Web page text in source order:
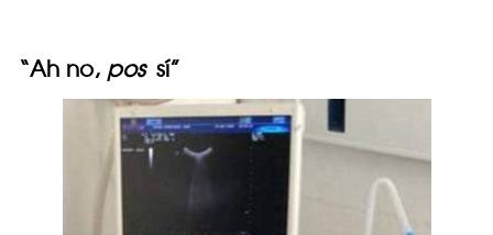
“Ah no, pos sí”